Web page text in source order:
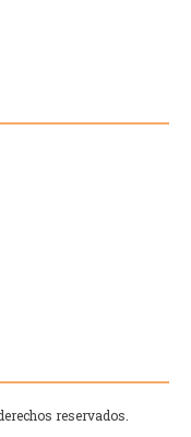
reservados.